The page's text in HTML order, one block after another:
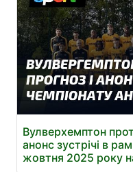
Вулверхемптон
анонс зустрічі в
жовтня 2025 року